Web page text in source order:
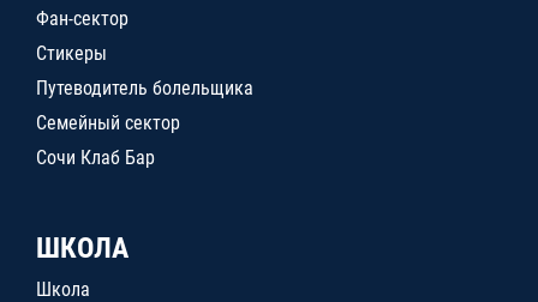
Фан-сектор
Стикеры
Путеводитель болельщика
Семейный сектор
Сочи Клаб Бар
ШКОЛА
Школа